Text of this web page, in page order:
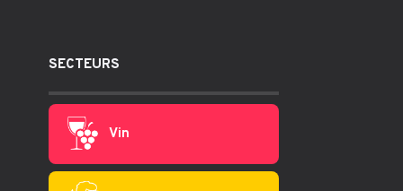
SECTEURS
Vin